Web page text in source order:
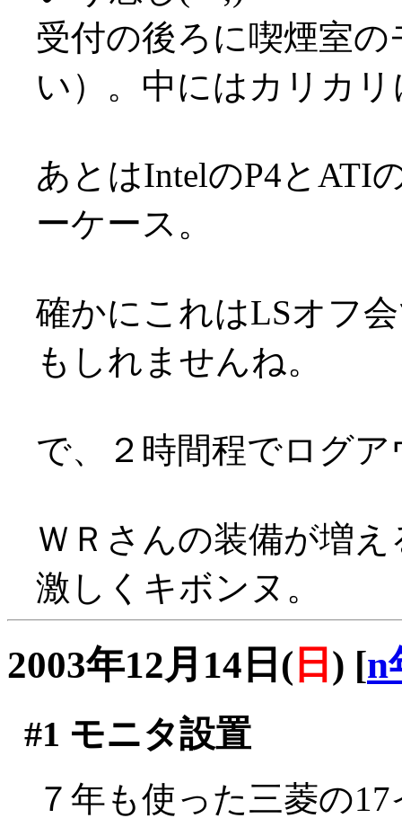
受付の後ろに喫煙室
い）。中にはカリカ
あとはIntelのP4とATI
ーケース。
確かにこれはLSオフ
もしれませんね。
で、２時間程でログア
ＷＲさんの装備が増
激しくキボンヌ。
2003年12月14日( 日 ) [n
#1 モニタ設置
７年も使った三菱の